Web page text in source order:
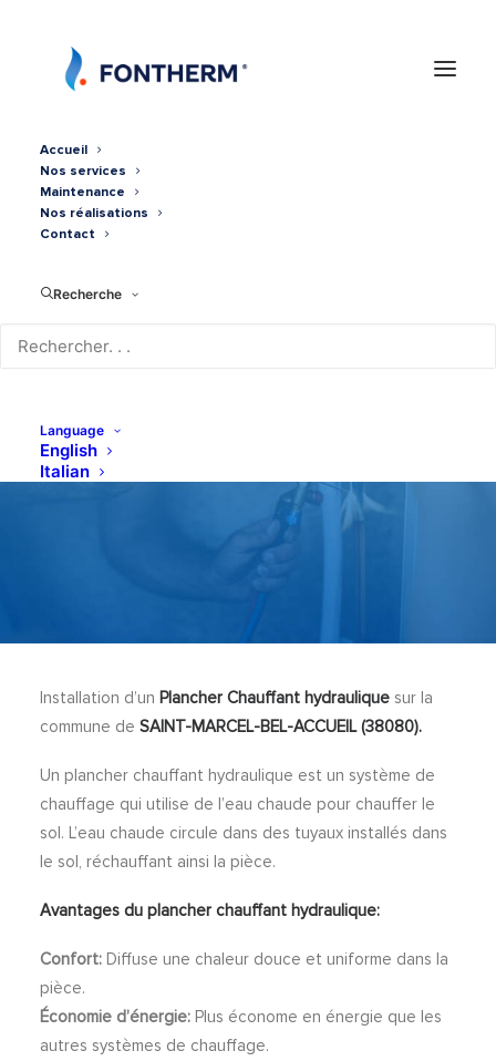
Accueil
Nos services
Maintenance
Nos réalisations
Contact
Recherche
Language
English
Italian
Installation d’un Plancher Chauffant hydraulique sur la
commune de SAINT-MARCEL-BEL-ACCUEIL (38080).
Un plancher chauffant hydraulique est un système de
chauffage qui utilise de l’eau chaude pour chauffer le
sol. L’eau chaude circule dans des tuyaux installés dans
le sol, réchauffant ainsi la pièce.
Avantages du plancher chauffant hydraulique:
Confort: Diffuse une chaleur douce et uniforme dans la
pièce.
Économie d’énergie: Plus économe en énergie que les
autres systèmes de chauffage.